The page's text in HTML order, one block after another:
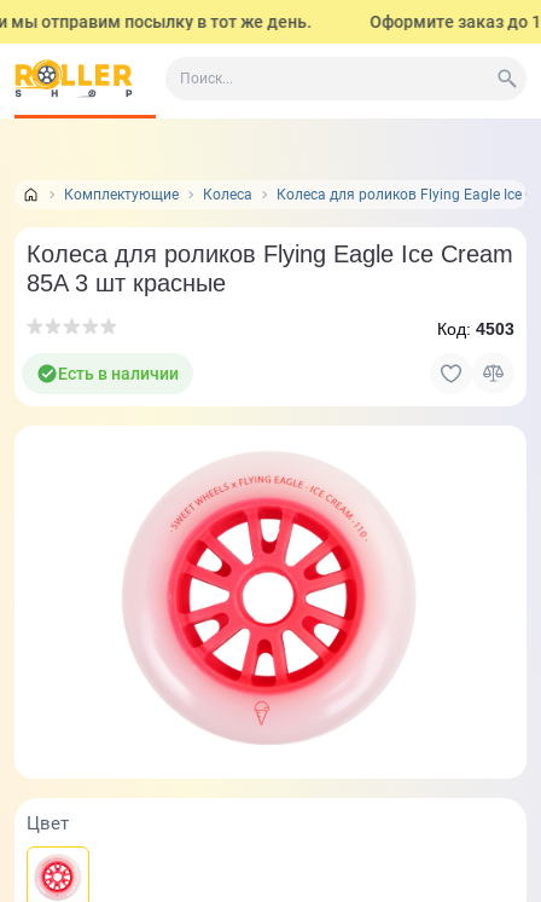
отправим посылку в тот же день. Оформите заказ до
Комплектующие Колеса Колеса для роликов Flying Eagle Ice
Все о товаре Характеристики
Колеса для роликов Flying Eagle Ice Cream
85A 3 шт красные
Есть в наличии
Код: 4503
Цвет